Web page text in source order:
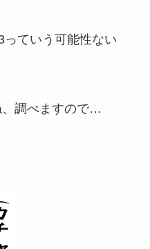
ていう可能性ない
、調べますので…